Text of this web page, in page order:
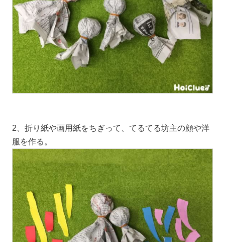
2、折り紙や画用紙をちぎって、てるてる坊主の顔や洋
服を作る。